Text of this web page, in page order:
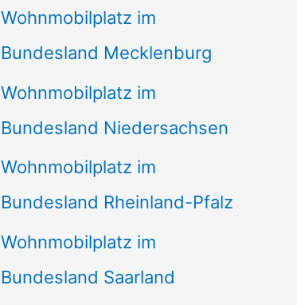
Wohnmobilplatz im
Bundesland Mecklenburg
Wohnmobilplatz im
Bundesland Niedersachsen
Wohnmobilplatz im
Bundesland Rheinland-Pfalz
Wohnmobilplatz im
Bundesland Saarland